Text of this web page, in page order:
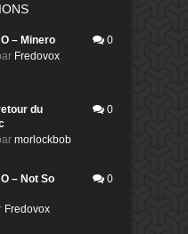
– Minero
Fredovox
0
du
morlockbob
0
– Not So
Fredovox
0